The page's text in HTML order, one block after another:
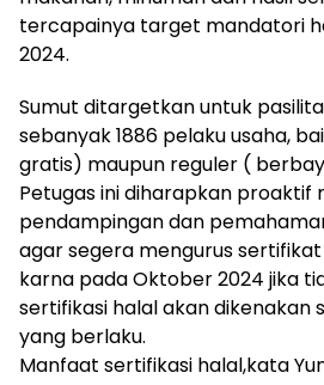
tercapainya target mandatori
2024.
Sumut ditargetkan untuk
sebanyak 1886 pelaku usaha,
gratis) maupun reguler (
Petugas ini diharapkan proaktif
pendampingan dan
agar segera mengurus
karna pada Oktober 2024 jika
sertifikasi halal akan dikenakan
yang berlaku.
Manfaat sertifikasi halal,kata